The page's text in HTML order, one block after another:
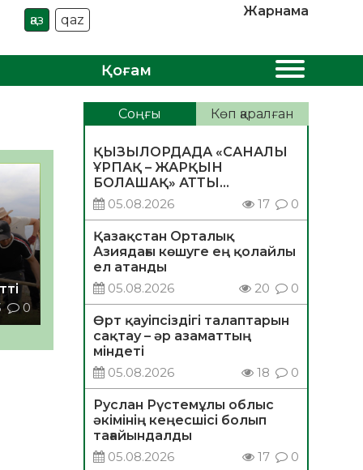
қаз qaz
Жарнама
Қоғам
0
Соңғы Көп қаралған
ҚЫЗЫЛОРДАДА «САНАЛЫ
ҰРПАҚ – ЖАРҚЫН
БОЛАШАҚ» АТТЫ
КЕҢЕЙТІЛГЕН МӘЖІЛІС
ӨТТІ
05.08.2026 17 0
Қазақстан Орталық
Азиядағы көшуге ең қолайлы
ел атанды
05.08.2026
20 0
Өрт қауіпсіздігі талаптарын
сақтау – әр азаматтың
міндеті
05.08.2026
18 0
Руслан Рүстемұлы облыс
әкімінің кеңесшісі болып
тағайындалды
05.08.2026
17 0